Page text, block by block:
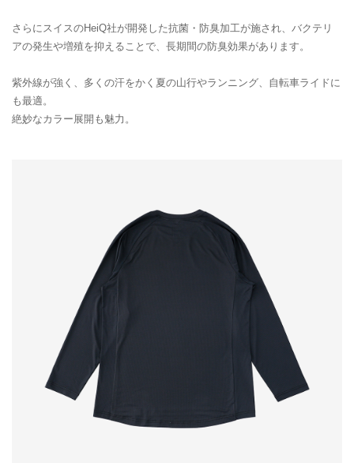
さらにスイスのHeiQ社が開発した抗菌・防臭加工が施され、バクテリ
アの発生や増殖を抑えることで、長期間の防臭効果があります。
紫外線が強く、多くの汗をかく夏の山行やランニング、自転車ライドに
も最適。
絶妙なカラー展開も魅力。